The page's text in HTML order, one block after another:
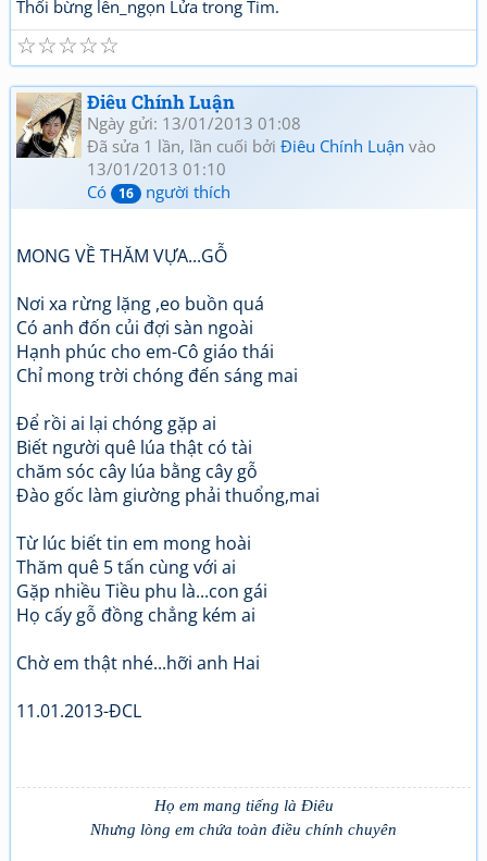
Thổi bừng lên_ngọn Lửa trong Tim.
☆
☆
☆
☆
☆
Điêu Chính Luận
Ngày gửi: 13/01/2013 01:08
Đã sửa 1 lần, lần cuối bởi Điêu Chính Luận vào
13/01/2013 01:10
Có
16 người thích
MONG VỀ THĂM VỰA...GỖ
Nơi xa rừng lặng ,eo buồn quá
Có anh đốn củi đợi sàn ngoài
Hạnh phúc cho em-Cô giáo thái
Chỉ mong trời chóng đến sáng mai
Để rồi ai lại chóng gặp ai
Biết người quê lúa thật có tài
chăm sóc cây lúa bằng cây gỗ
Đào gốc làm giường phải thuổng,mai
Từ lúc biết tin em mong hoài
Thăm quê 5 tấn cùng với ai
Gặp nhiều Tiều phu là...con gái
Họ cấy gỗ đồng chẳng kém ai
Chờ em thật nhé...hỡi anh Hai
11.01.2013-ĐCL
Họ em mang tiếng là Điêu
Nhưng lòng em chứa toàn điều chính chuyên